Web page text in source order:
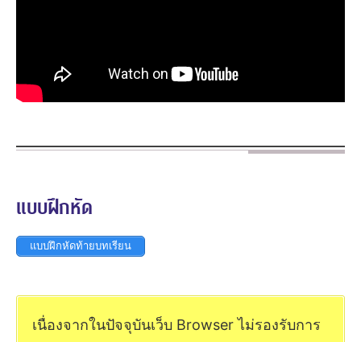
แบบฝึกหัด
แบบฝึกหัดท้ายบทเรียน
เนื่องจากในปัจจุบันเว็บ Browser ไม่รองรับการ